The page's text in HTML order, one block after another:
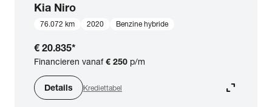
Kia Niro
76.072 km 2020 Benzine hybride
€ 20.835*
Financieren vanaf€ 250 p/m
Details Krediettabel expand_content